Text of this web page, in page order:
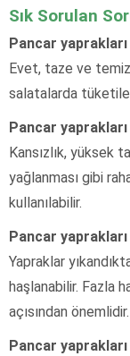
Sık Sorulan
Pancar
Evet, taze ve
salatalarda
Pancar
Kansızlık, yüksek
yağlanması gibi
kullanılabilir.
Pancar yaprakları
Yapraklar
haşlanabilir. Fazla
açısından önemlidir.
Pancar